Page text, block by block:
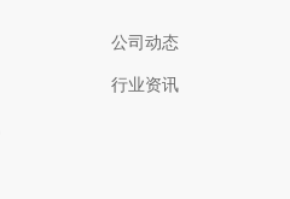
公司动态
行业资讯